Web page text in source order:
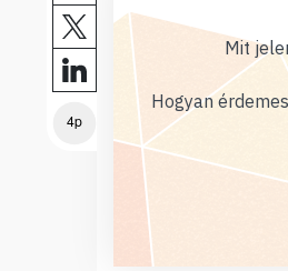
4p
Mit
Hogyan